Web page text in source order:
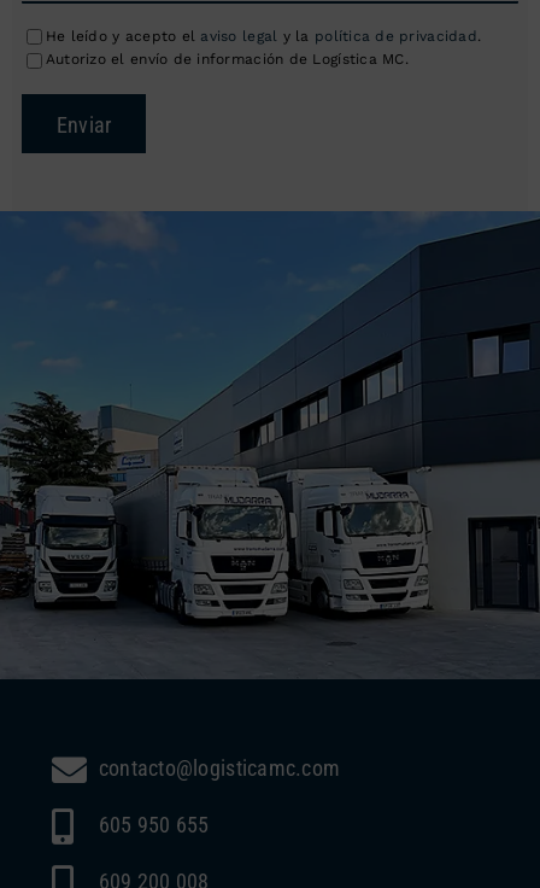
contacto@logisticamc.com
605 950 655
609 200 008
He leído y acepto el aviso legal y la política de privacidad.
Autorizo el envío de información de Logística MC.
Enviar